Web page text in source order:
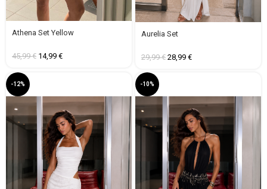
Athena Set Yellow
45,99€ 14,99 €
Aurelia Set
29,99€ 28,99 €
-12% -10%